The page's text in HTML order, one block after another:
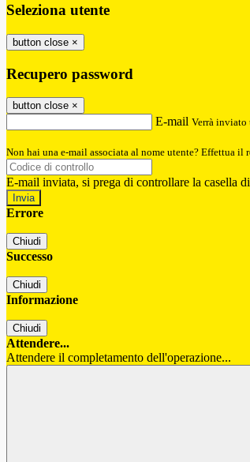
Seleziona utente
button close ×
Recupero password
button close ×
E-mail Verrà inviato
Non hai una e-mail associata al nome utente? Effettua il
E-mail inviata, si prega di controllare la casella
Errore
Chiudi
Successo
Chiudi
Informazione
Chiudi
Attendere...
Attendere il completamento dell'operazione...